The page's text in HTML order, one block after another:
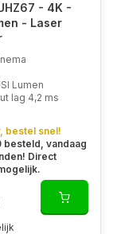
- 4K -
- Laser
Lumen
lag 4,2 ms
bestel snel!
besteld, vandaag
Direct